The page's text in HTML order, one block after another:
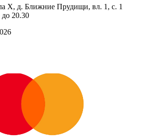
X, д. Ближние Прудищи, вл. 1, с. 1
до 20.30